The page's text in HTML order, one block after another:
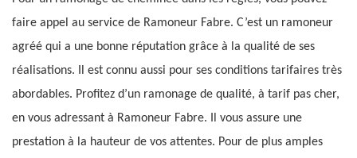
faire appel au service de Ramoneur Fabre. C’est un ramoneur
agréé qui a une bonne réputation grâce à la qualité de ses
réalisations. Il est connu aussi pour ses conditions tarifaires très
abordables. Profitez d’un ramonage de qualité, à tarif pas cher,
en vous adressant à Ramoneur Fabre. Il vous assure une
prestation à la hauteur de vos attentes. Pour de plus amples